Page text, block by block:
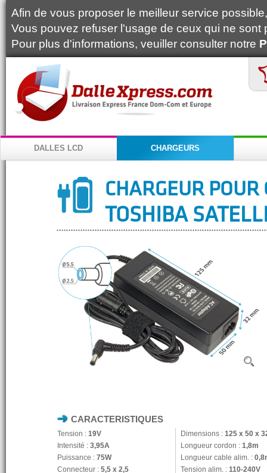
Afin de vous proposer le meilleur service
Vous pouvez refuser l'usage de ceux qui ne
Pour plus d'informations, veuiller consulter notre
DALLES LCD CHARGEURS
CHARGEUR
TOSHIBA
CARACTERISTIQUES
Tension : 19V Dimensions : 125 x 50 x
Intensité : 3,95A Longueur cordon : 1,8m
Puissance : 75W Longueur cable alim. :
Connecteur : 5,5 x 2,5 Tension alim. : 110-240V